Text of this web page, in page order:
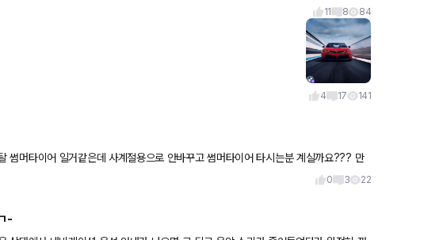
11 8 84
4 17 141
바꾸고 썸머타이어 타시는분 계실까요??? 만
가 많이 하는지 추천 부탁드려
0 3 22
-